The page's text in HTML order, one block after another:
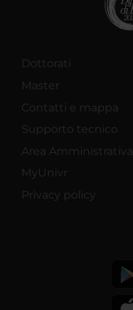
Dottorati
Master
Contatti e mappa
Supporto tecnico
Area Amministrativa
MyUnivr
Privacy policy